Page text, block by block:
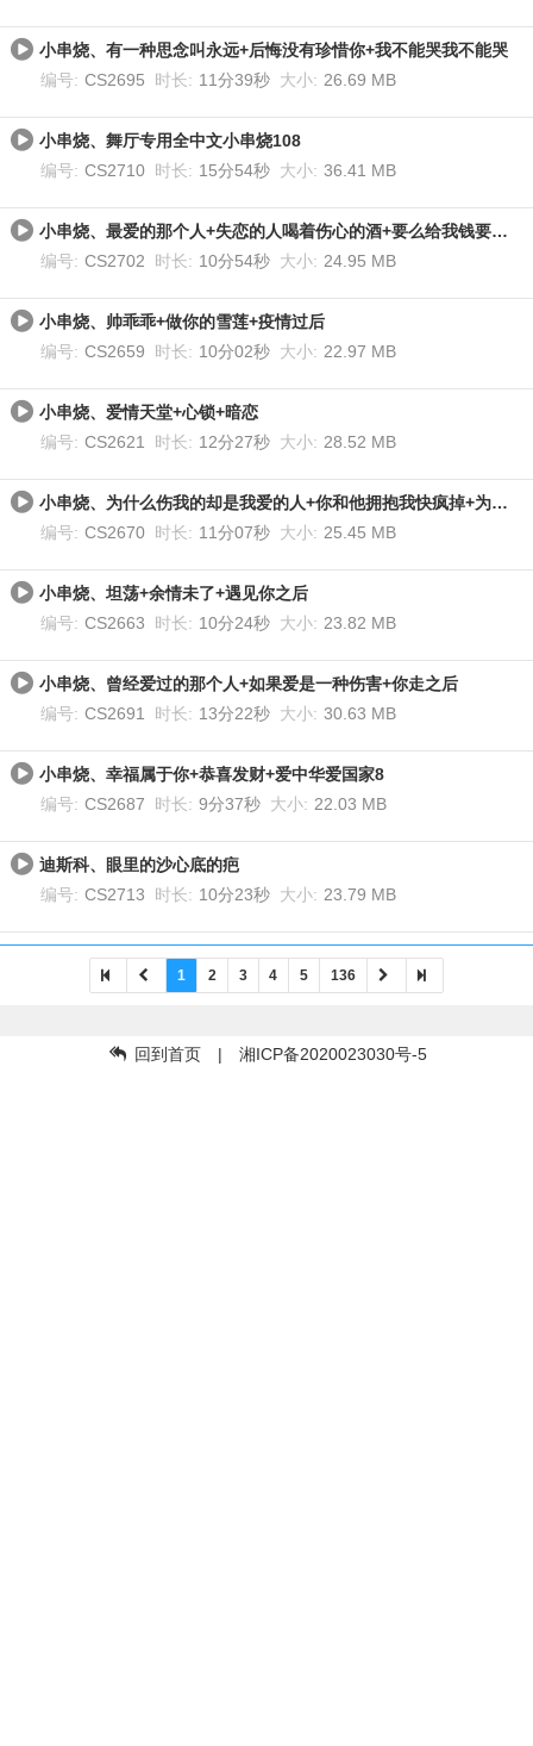
小串烧、有一种思念叫永远+后悔没有珍惜你+我不能哭我不能哭
编号: CS2695 时长: 11分39秒 大小: 26.69 MB
小串烧、舞厅专用全中文小串烧108
编号: CS2710 时长: 15分54秒 大小: 36.41 MB
小串烧、最爱的那个人+失恋的人喝着伤心的酒+要么给我钱要么给我爱
编号: CS2702 时长: 10分54秒 大小: 24.95 MB
小串烧、帅乖乖+做你的雪莲+疫情过后
编号: CS2659 时长: 10分02秒 大小: 22.97 MB
小串烧、爱情天堂+心锁+暗恋
编号: CS2621 时长: 12分27秒 大小: 28.52 MB
小串烧、为什么伤我的却是我爱的人+你和他拥抱我快疯掉+为什么伤我的却是我爱的人
编号: CS2670 时长: 11分07秒 大小: 25.45 MB
小串烧、坦荡+余情未了+遇见你之后
编号: CS2663 时长: 10分24秒 大小: 23.82 MB
小串烧、曾经爱过的那个人+如果爱是一种伤害+你走之后
编号: CS2691 时长: 13分22秒 大小: 30.63 MB
小串烧、幸福属于你+恭喜发财+爱中华爱国家8
编号: CS2687 时长: 9分37秒 大小: 22.03 MB
迪斯科、眼里的沙心底的疤
编号: CS2713 时长: 10分23秒 大小: 23.79 MB
1 2 3 4 5 136
回到首页| 湘ICP备2020023030号-5